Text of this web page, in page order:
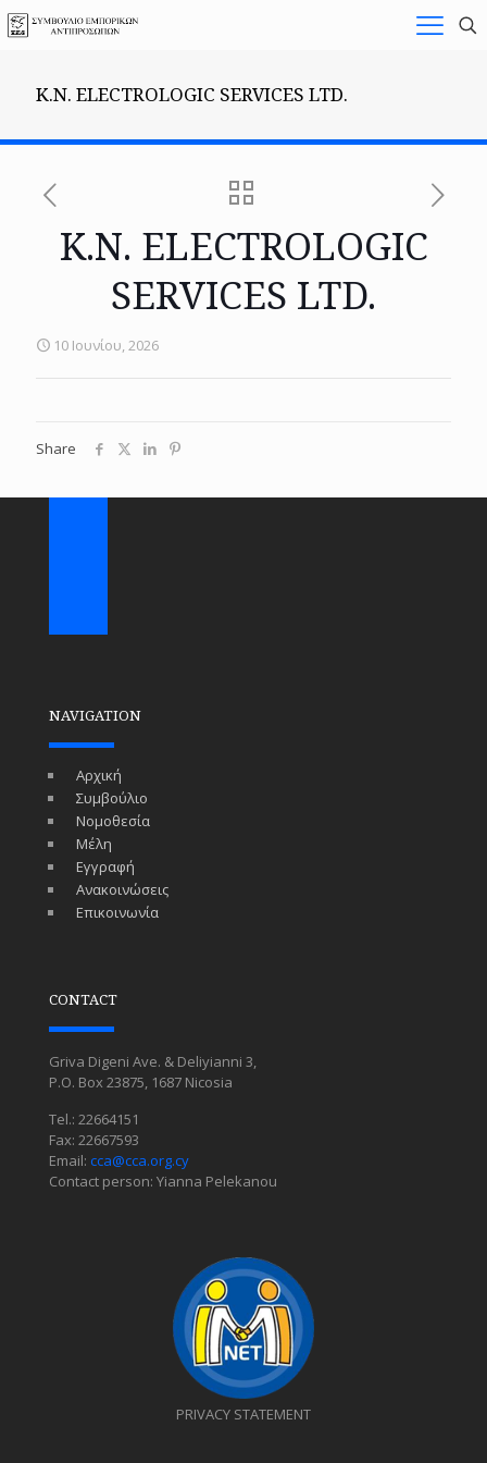
K.N. ELECTROLOGIC SERVICES LTD.
K.N. ELECTROLOGIC
SERVICES LTD.
10 Ιουνίου, 2026
Share
NAVIGATION
Αρχική
Συμβούλιο
Νομοθεσία
Μέλη
Εγγραφή
Ανακοινώσεις
Επικοινωνία
CONTACT
Griva Digeni Ave. & Deliyianni 3,
P.O. Box 23875, 1687 Nicosia
Tel.: 22664151
Fax: 22667593
Email: cca@cca.org.cy
Contact person: Yianna Pelekanou
PRIVACY STATEMENT